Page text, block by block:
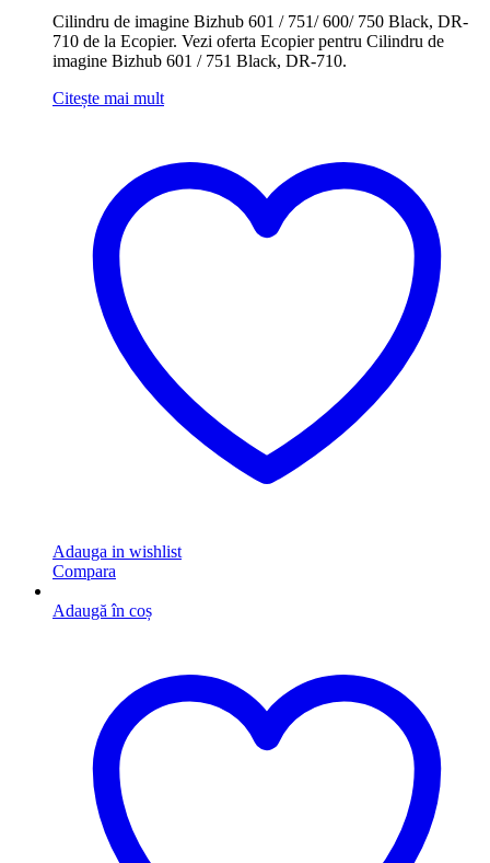
Cilindru de imagine Bizhub 601 / 751/ 600/ 750 Black, DR-
710 de la Ecopier. Vezi oferta Ecopier pentru Cilindru de
imagine Bizhub 601 / 751 Black, DR-710.
Citește mai mult
Adauga in wishlist
Compara
Adaugă în coș